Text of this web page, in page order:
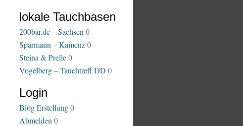
lokale Tauchbasen
200bar.de – Sachsen 0
Sparmann – Kamenz0
Steina & Prelle0
Vogelberg – Tauchtreff DD 0
Login
Blog Erstellung0
Abmelden 0